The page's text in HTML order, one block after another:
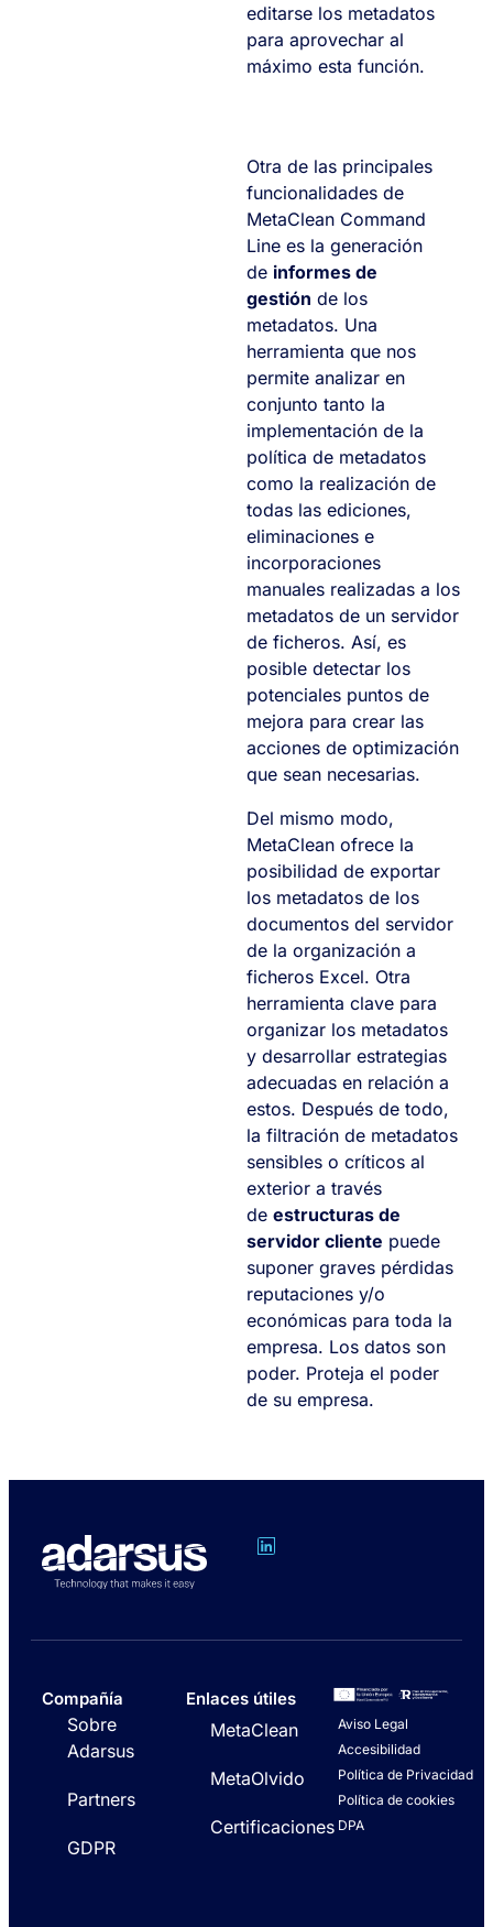
editarse los metadatos
para aprovechar al
máximo esta función.
Otra de las principales
funcionalidades de
MetaClean Command
Line es la generación
de informes de
gestión de los
metadatos. Una
herramienta que nos
permite analizar en
conjunto tanto la
implementación de la
política de metadatos
como la realización de
todas las ediciones,
eliminaciones e
incorporaciones
manuales realizadas a los
metadatos de un servidor
de ficheros. Así, es
posible detectar los
potenciales puntos de
mejora para crear las
acciones de optimización
que sean necesarias.
Del mismo modo,
MetaClean ofrece la
posibilidad de exportar
los metadatos de los
documentos del servidor
de la organización a
ficheros Excel. Otra
herramienta clave para
organizar los metadatos
y desarrollar estrategias
adecuadas en relación a
estos. Después de todo,
la filtración de metadatos
sensibles o críticos al
exterior a través
de estructuras de
servidor cliente puede
suponer graves pérdidas
reputaciones y/o
económicas para toda la
empresa. Los datos son
poder. Proteja el poder
de su empresa.
Compañía
Sobre
Adarsus
Partners
GDPR
Enlaces útiles
MetaClean
MetaOlvido
Certificaciones
Aviso Legal
Accesibilidad
Política de Privacidad
Política de cookies
DPA